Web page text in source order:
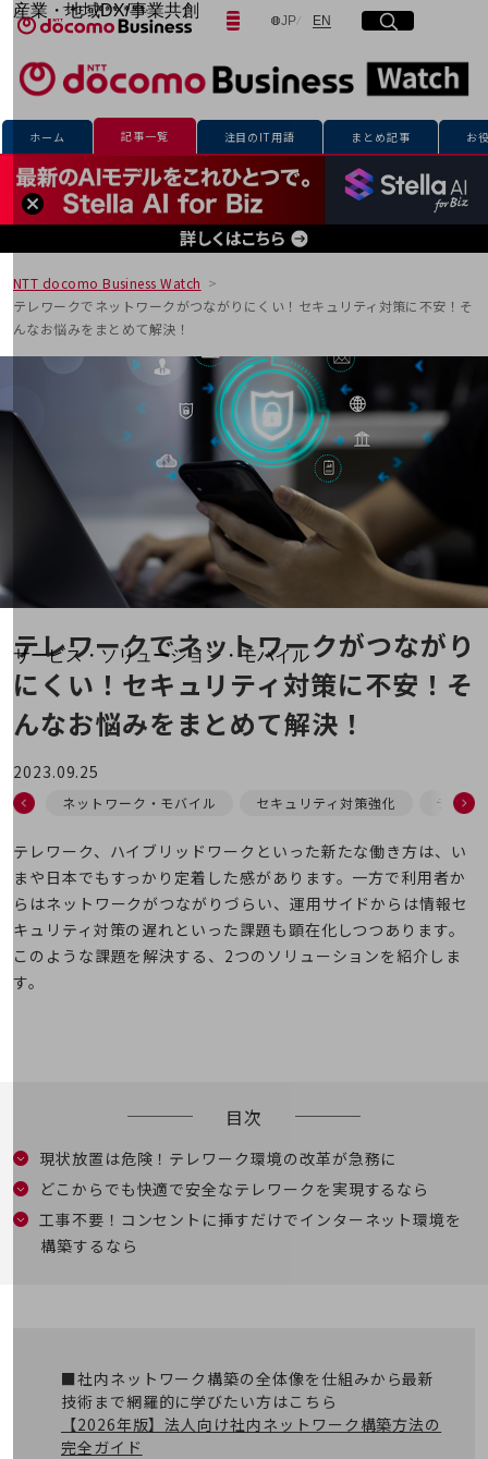
産業・地域DX/事業共創
OPEN HUB for Plural Futures
自律・分散・協調型社会の実現を目指し、
「社会可能性」を探究・実装する事業共創エコシステムです。
OPEN HUB for Plural Futuresとは
イベント/ウェビナー
記事コンテンツ
プレイヤー(カタリスト/パートナー企業)
事例
Smart World
産業・地域DXプラットフォーマーとして
企業と地域が持続成長する社会を目指します
Smart City
Smart Education
Smart Healthcare
Smart Industry
生成AI(Generative AI)
地域の取り組み
地域社会を支える皆さまと地域課題の解決や
地域経済のさらなる活性化に取り組みます
自治体・地域社会との共創
LGPF(Local Government Platform)
別ウィンドウで開きます
サービス・ソリューション・モバイル
サービス・ソリューションTOP
DXに関する課題を解決する
サービス・ソリューションをご紹介
カテゴリーで探すTOP
クラウド・データセンター
電話・映像コミュニケーション
セキュリティ
5G
業務支援・マーケティング
災害対策・BCP
課題・ニーズで探す
業務効率化
災害対策
JP日本語
ENEnglish
サイト内検索
開く
メニュー
開く
フリーワードを入力して探す
フリーワードでNTTドコモビジネスの
検索する
ホーム 記事一覧 注目のIT用語 まとめ記事 お
NTT docomo Business Watch
テレワークでネットワークがつながりにくい！セキュリティ対策に不安！そ
んなお悩みをまとめて解決！
テレワークでネットワークがつながり
にくい！セキュリティ対策に不安！ そ
んなお悩みをまとめて解決！
2023.09.25
ネットワーク・モバイル セキュリティ対策強化 テレワ
テレワーク、ハイブリッドワークといった新たな働き方は、い
まや日本でもすっかり定着した感があります。一方で利用者か
らはネットワークがつながりづらい、運用サイドからは情報セ
キュリティ対策の遅れといった課題も顕在化しつつあります。
このような課題を解決する、2つのソリューションを紹介しま
す。
目次
現状放置は危険！テレワーク環境の改革が急務に
どこからでも快適で安全なテレワークを実現するなら
工事不要！コンセントに挿すだけでインターネット環境を
構築するなら
■社内ネットワーク構築の全体像を仕組みから最新
技術まで網羅的に学びたい方はこちら
【2026年版】法人向け社内ネットワーク構築方法の
完全ガイド